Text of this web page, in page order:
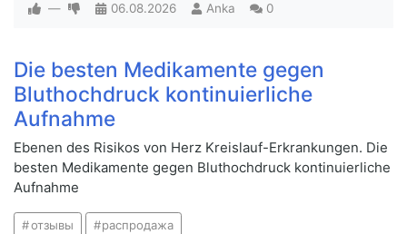
— 06.08.2026 Anka 0
Die besten Medikamente gegen
Bluthochdruck kontinuierliche
Aufnahme
Ebenen des Risikos von Herz Kreislauf-Erkrankungen. Die
besten Medikamente gegen Bluthochdruck kontinuierliche
Aufnahme
отзывы распродажа